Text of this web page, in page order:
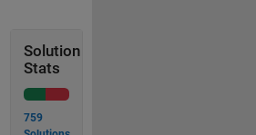
Solution
Stats
759